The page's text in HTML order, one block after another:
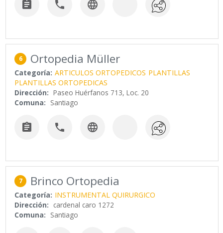
  
6 Ortopedia Müller
Categoría: ARTICULOS ORTOPEDICOS PLANTILLAS
PLANTILLAS ORTOPEDICAS
Dirección: Paseo Huérfanos 713, Loc. 20
Comuna: Santiago
  
7 Brinco Ortopedia
Categoría: INSTRUMENTAL QUIRURGICO
Dirección: cardenal caro 1272
Comuna: Santiago